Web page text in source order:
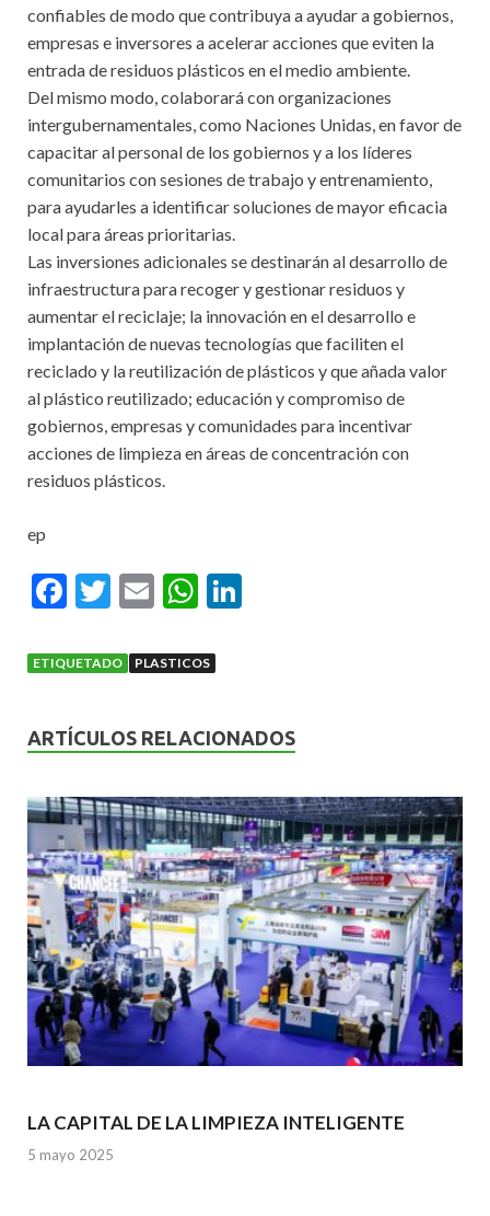
confiables de modo que contribuya a ayudar a gobiernos,
empresas e inversores a acelerar acciones que eviten la
entrada de residuos plásticos en el medio ambiente.
Del mismo modo, colaborará con organizaciones
intergubernamentales, como Naciones Unidas, en favor de
capacitar al personal de los gobiernos y a los líderes
comunitarios con sesiones de trabajo y entrenamiento,
para ayudarles a identificar soluciones de mayor eficacia
local para áreas prioritarias.
Las inversiones adicionales se destinarán al desarrollo de
infraestructura para recoger y gestionar residuos y
aumentar el reciclaje; la innovación en el desarrollo e
implantación de nuevas tecnologías que faciliten el
reciclado y la reutilización de plásticos y que añada valor
al plástico reutilizado; educación y compromiso de
gobiernos, empresas y comunidades para incentivar
acciones de limpieza en áreas de concentración con
residuos plásticos.
ep
F
e
o
o
k
T
itt
E
ai
W
at
A
p
p
n
ETIQUETADO PLASTICOS
ARTÍCULOS RELACIONADOS
LA CAPITAL DE LA LIMPIEZA INTELIGENTE
5 mayo 2025